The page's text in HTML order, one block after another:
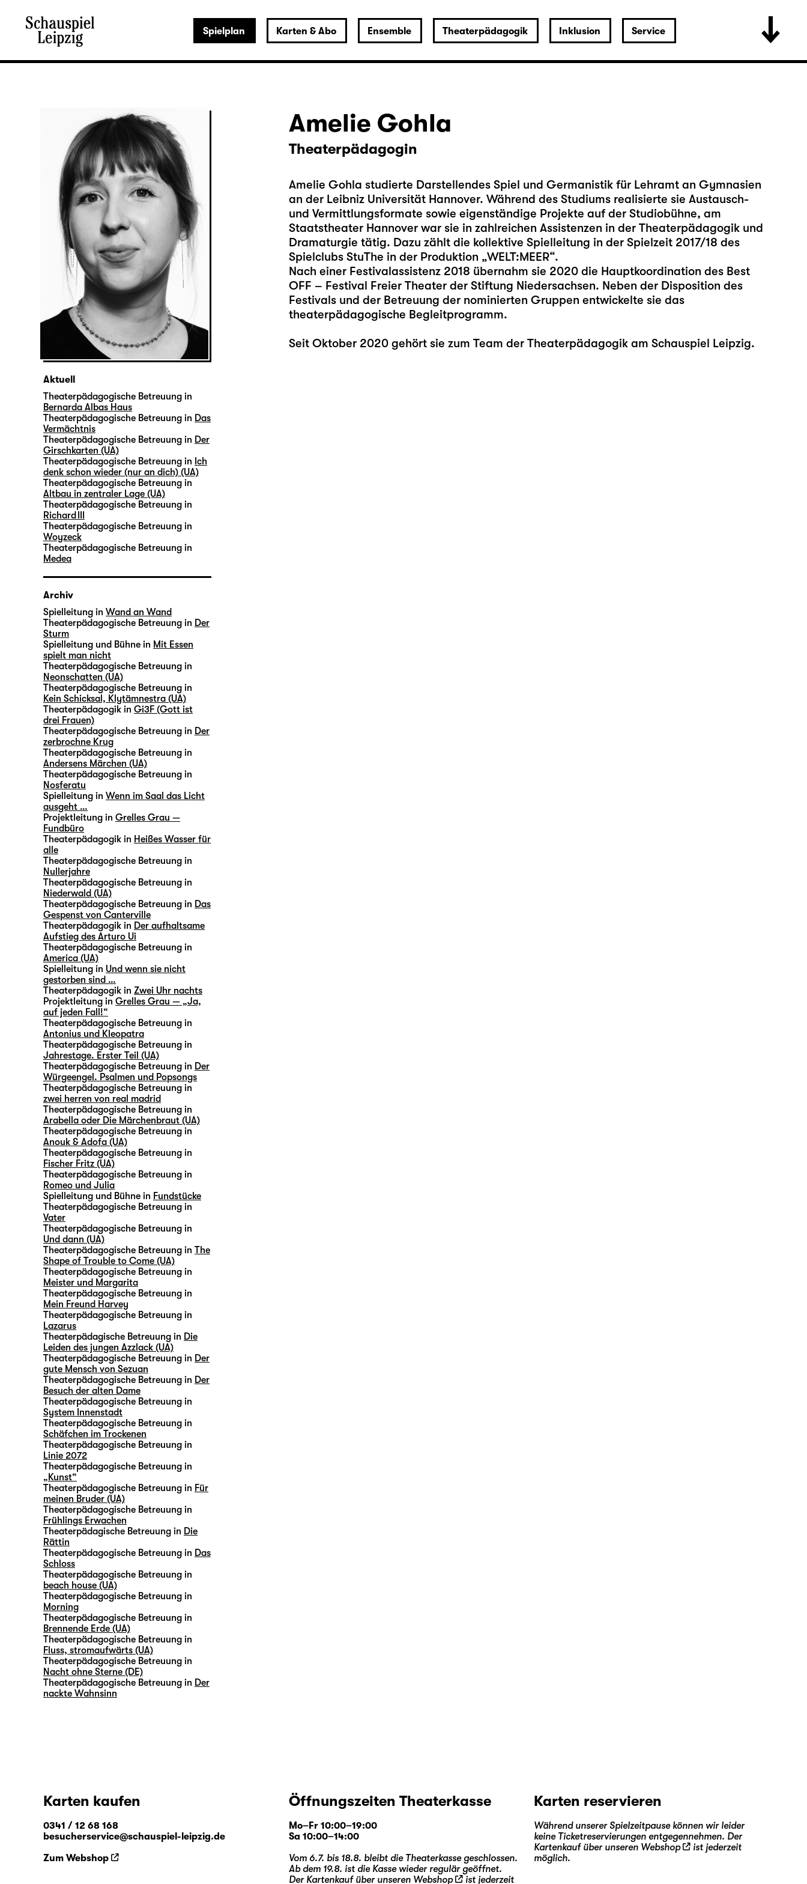
Spielplan Karten & Abo Ensemble Theaterpädagogik Inklusion Service
Amelie Gohla
Theaterpädagogin
Amelie Gohla studierte Darstellendes Spiel und Germanistik für Lehramt an Gymnasien
an der Leibniz Universität Hannover. Während des Studiums realisierte sie Austausch-
und Vermittlungsformate sowie eigenständige Projekte auf der Studiobühne, am
Staatstheater Hannover war sie in zahlreichen Assistenzen in der Theaterpädagogik und
Dramaturgie tätig. Dazu zählt die kollektive Spielleitung in der Spielzeit 2017/18 des
Spielclubs StuThe in der Produktion „WELT:MEER“.
Nach einer Festivalassistenz 2018 übernahm sie 2020 die Hauptkoordination des Best
OFF – Festival Freier Theater der Stiftung Niedersachsen. Neben der Disposition des
Festivals und der Betreuung der nominierten Gruppen entwickelte sie das
theaterpädagogische Begleitprogramm.
Seit Oktober 2020 gehört sie zum Team der Theaterpädagogik am Schauspiel Leipzig.
Aktuell
Theaterpädagogische Betreuung in
Bernarda Albas Haus
Theaterpädagogische Betreuung in Das
Vermächtnis
Theaterpädagogische Betreuung in Der
Girschkarten (UA)
Theaterpädagogische Betreuung in Ich
denk schon wieder (nur an dich) (UA)
Theaterpädagogische Betreuung in
Altbau in zentraler Lage (UA)
Theaterpädagogische Betreuung in
Richard III
Theaterpädagogische Betreuung in
Woyzeck
Theaterpädagogische Betreuung in
Medea
Archiv
Spielleitung in Wand an Wand
Theaterpädagogische Betreuung in Der
Sturm
Spielleitung und Bühne in Mit Essen
spielt man nicht
Theaterpädagogische Betreuung in
Neonschatten (UA)
Theaterpädagogische Betreuung in
Kein Schicksal, Klytämnestra (UA)
Theaterpädagogik in Gi3F (Gott ist
drei Frauen)
Theaterpädagogische Betreuung in Der
zerbrochne Krug
Theaterpädagogische Betreuung in
Andersens Märchen (UA)
Theaterpädagogische Betreuung in
Nosferatu
Spielleitung in Wenn im Saal das Licht
ausgeht …
Projektleitung in Grelles Grau —
Fundbüro
Theaterpädagogik in Heißes Wasser für
alle
Theaterpädagogische Betreuung in
Nullerjahre
Theaterpädagogische Betreuung in
Niederwald (UA)
Theaterpädagogische Betreuung in Das
Gespenst von Canterville
Theaterpädagogik in Der aufhaltsame
Aufstieg des Arturo Ui
Theaterpädagogische Betreuung in
America (UA)
Spielleitung in Und wenn sie nicht
gestorben sind …
Theaterpädagogik in Zwei Uhr nachts
Projektleitung in Grelles Grau — „Ja,
auf jeden Fall!“
Theaterpädagogische Betreuung in
Antonius und Kleopatra
Theaterpädagogische Betreuung in
Jahrestage. Erster Teil (UA)
Theaterpädagogische Betreuung in Der
Würgeengel. Psalmen und Popsongs
Theaterpädagogische Betreuung in
zwei herren von real madrid
Theaterpädagogische Betreuung in
Arabella oder Die Märchenbraut (UA)
Theaterpädagogische Betreuung in
Anouk & Adofa (UA)
Theaterpädagogische Betreuung in
Fischer Fritz (UA)
Theaterpädagogische Betreuung in
Romeo und Julia
Spielleitung und Bühne in Fundstücke
Theaterpädagogische Betreuung in
Vater
Theaterpädagogische Betreuung in
Und dann (UA)
Theaterpädagogische Betreuung in The
Shape of Trouble to Come (UA)
Theaterpädagogische Betreuung in
Meister und Margarita
Theaterpädagogische Betreuung in
Mein Freund Harvey
Theaterpädagogische Betreuung in
Lazarus
Theaterpädagische Betreuung in Die
Leiden des jungen Azzlack (UA)
Theaterpädagogische Betreuung in Der
gute Mensch von Sezuan
Theaterpädagogische Betreuung in Der
Besuch der alten Dame
Theaterpädagogische Betreuung in
System Innenstadt
Theaterpädagogische Betreuung in
Schäfchen im Trockenen
Theaterpädagogische Betreuung in
Linie 2072
Theaterpädagogische Betreuung in
„Kunst“
Theaterpädagogische Betreuung in Für
meinen Bruder (UA)
Theaterpädagogische Betreuung in
Frühlings Erwachen
Theaterpädagische Betreuung in Die
Rättin
Theaterpädagogische Betreuung in Das
Schloss
Theaterpädagogische Betreuung in
beach house (UA)
Theaterpädagogische Betreuung in
Morning
Theaterpädagogische Betreuung in
Brennende Erde (UA)
Theaterpädagogische Betreuung in
Fluss, stromaufwärts (UA)
Theaterpädagogische Betreuung in
Nacht ohne Sterne (DE)
Theaterpädagogische Betreuung in Der
nackte Wahnsinn
Karten kaufen
0341 / 12 68 168
besucherservice@schauspiel-leipzig.de
Zum Webshop
Öffnungszeiten Theaterkasse
Mo–Fr 10:00–19:00
Sa 10:00–14:00
Vom 6.7. bis 18.8. bleibt die Theaterkasse geschlossen.
Ab dem 19.8. ist die Kasse wieder regulär geöffnet.
Der Kartenkauf über unseren Webshop ist jederzeit
Karten reservieren
Während unserer Spielzeitpause können wir leider
keine Ticketreservierungen entgegennehmen. Der
Kartenkauf über unseren Webshop
ist jederzeit
möglich.